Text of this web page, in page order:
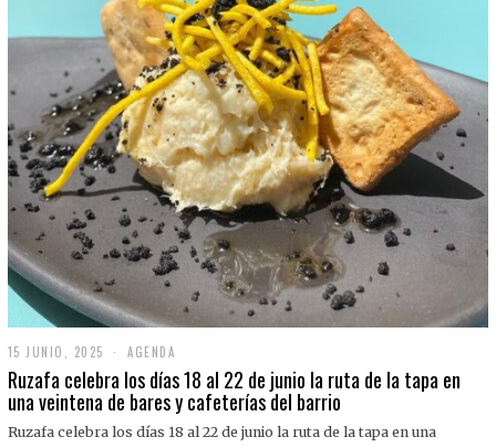
15 JUNIO, 2025
J
U
I
AGENDA
Ruzafa celebra los días 18 al 22 de junio la ruta de la tapa en
una veintena de bares y cafeterías del barrio
Ruzafa celebra los días 18 al 22 de junio la ruta de la tapa en una